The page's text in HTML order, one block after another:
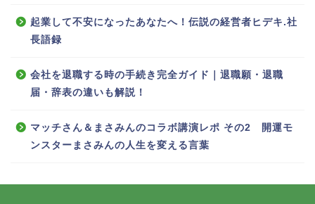
起業して不安になったあなたへ！伝説の経営者ヒデキ.社
長語録
会社を退職する時の手続き完全ガイド｜退職願・退職
届・辞表の違いも解説！
マッチさん＆まさみんのコラボ講演レポ その2 開運モ
ンスターまさみんの人生を変える言葉